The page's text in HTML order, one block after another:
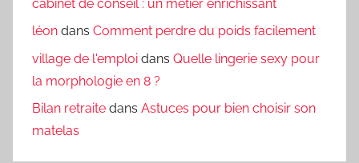
cabinet de conseil : un métier enrichissant
léon dans Comment perdre du poids facilement
village de l'emploi dans Quelle lingerie sexy pour
la morphologie en 8 ?
Bilan retraite dans Astuces pour bien choisir son
matelas